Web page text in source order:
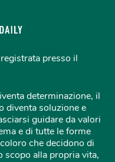
presso il
determinazione, il
diventa soluzione e
guidare da valori
e di tutte le forme
che decidono di
scopo alla propria vita,